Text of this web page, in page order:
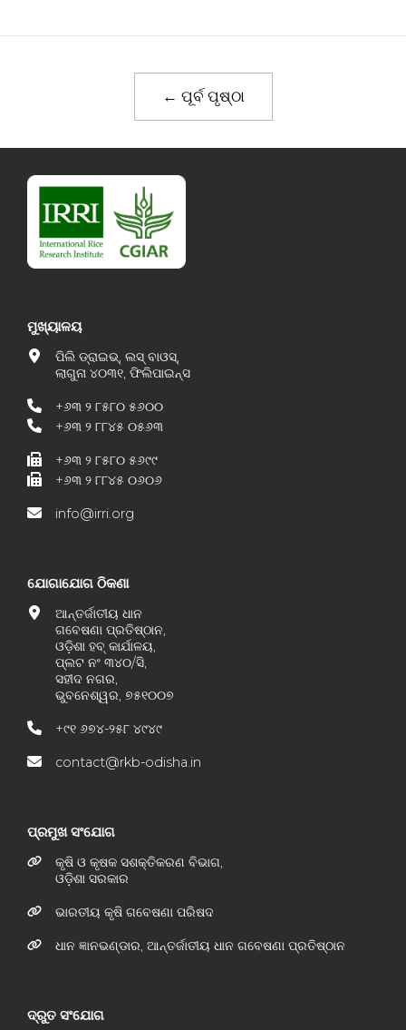
← ପୂର୍ବ ପୃଷ୍ଠା
ମୁଖ୍ୟାଳୟ
ପିଲି ଡ୍ରାଇଭ୍, ଲସ୍ ବାଓସ୍,
ଲାଗୁନା ୪୦୩୧, ଫିଲିପାଇନ୍ସ
+୬୩ ୨ ୮୫୮୦ ୫୬୦୦
+୬୩ ୨ ୮୮୪୫ ୦୫୬୩
+୬୩ ୨ ୮୫୮୦ ୫୬୯୯
+୬୩ ୨ ୮୮୪୫ ୦୬୦୬
info@irri.org
ଯୋଗାଯୋଗ ଠିକଣା
ଆନ୍ତର୍ଜାତୀୟ ଧାନ
ଗବେଷଣା ପ୍ରତିଷ୍ଠାନ,
ଓଡ଼ିଶା ହବ୍ କାର୍ଯାଳୟ,
ପ୍ଲଟ ନଂ ୩୪୦/ସି,
ସହୀଦ ନଗର,
ଭୁବନେଶ୍ୱର, ୭୫୧୦୦୭
+୯୧ ୬୭୪-୨୫୮ ୪୯୪୯
contact@rkb-odisha.in
ପ୍ରମୁଖ ସଂଯୋଗ
କୃଷି ଓ କୃଷକ ସଶକ୍ତିକରଣ ବିଭାଗ,
ଓଡ଼ିଶା ସରକାର
ଭାରତୀୟ କୃଷି ଗବେଷଣା ପରିଷଦ
ଧାନ ଜ୍ଞାନଭଣ୍ଡାର, ଆନ୍ତର୍ଜାତୀୟ ଧାନ ଗବେଷଣା ପ୍ରତିଷ୍ଠାନ
ଦ୍ରୁତ ସଂଯୋଗ